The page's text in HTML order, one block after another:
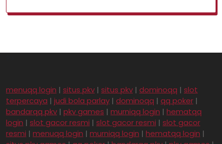
menuqq login | situs pkv | situs pkv | dominoqq | slot
terpercaya | judi bola parlay | dominoqq | qq poker |
bandarqq pkv | pkv games | murniqq login | hematqq
login | slot gacor resmi | slot gacor resmi | slot gacor
resmi | menuqq login | murniqq login | hematqq login |